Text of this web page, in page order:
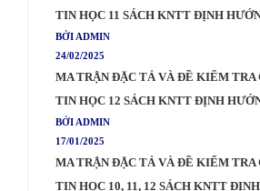
TIN HỌC 11 SÁCH KNTT ĐỊNH
BỞI ADMIN
24/02/2025
MA TRẬN ĐẶC TẢ VÀ ĐỀ KIỂM
TIN HỌC 12 SÁCH KNTT ĐỊNH
BỞI ADMIN
17/01/2025
MA TRẬN ĐẶC TẢ VÀ ĐỀ KIỂM TRA
TIN HỌC 10, 11, 12 SÁCH KNTT